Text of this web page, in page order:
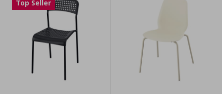
Top Seller